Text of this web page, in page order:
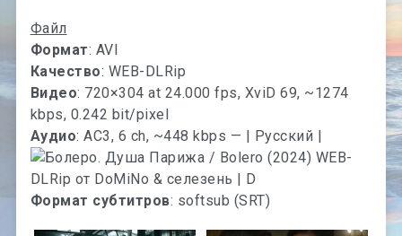
Файл
Формат: AVI
Качество: WEB-DLRip
Видео: 720×304 at 24.000 fps, XviD 69, ~1274
kbps, 0.242 bit/pixel
Аудио: AC3, 6 ch, ~448 kbps — | Русский |
Формат субтитров: softsub (SRT)